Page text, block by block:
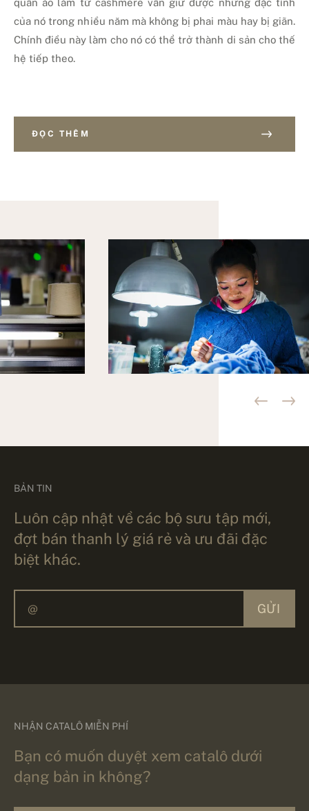
quần áo làm từ cashmere vẫn giữ được những đặc tính
của nó trong nhiều năm mà không bị phai màu hay bị giãn.
Chính điều này làm cho nó có thể trở thành di sản cho thế
hệ tiếp theo.
ĐỌC THÊM
BẢN TIN
Luôn cập nhật về các bộ sưu tập mới,
đợt bán thanh lý giá rẻ và ưu đãi đặc
biệt khác.
GỬI
NHẬN CATALÔ MIỄN PHÍ
Bạn có muốn duyệt xem catalô dưới
dạng bản in không?